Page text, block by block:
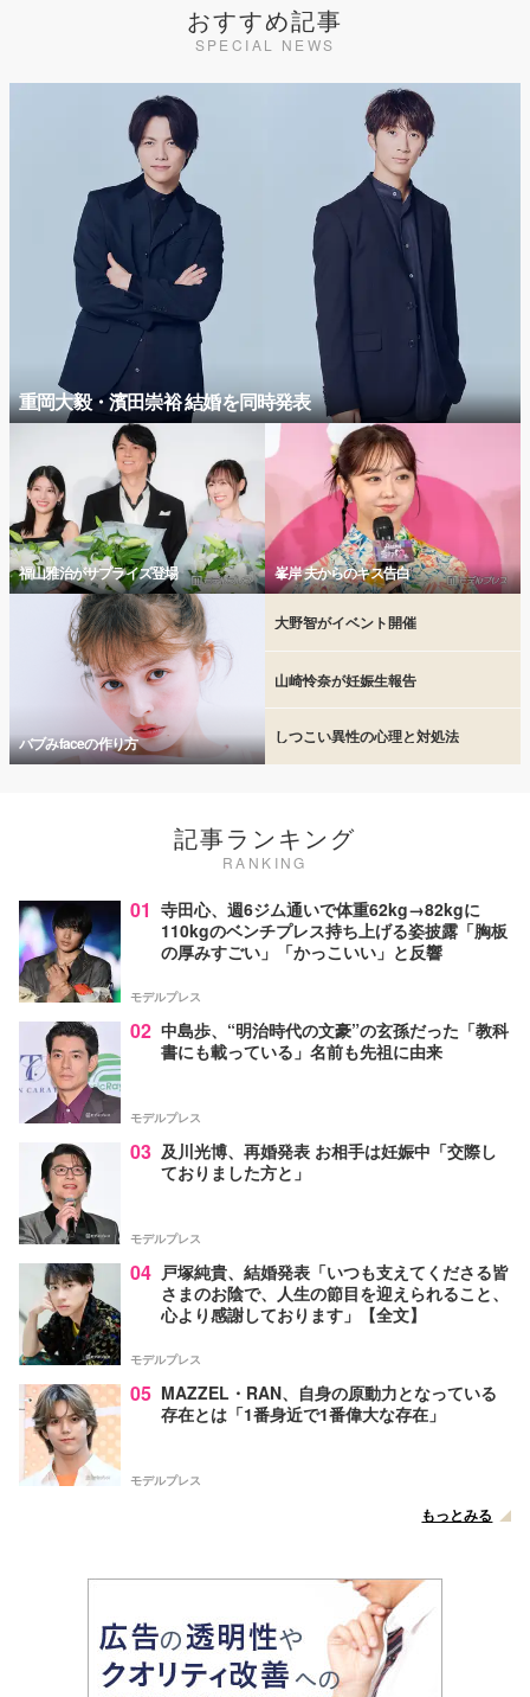
おすすめ記事
SPECIAL NEWS
重岡大毅・濱田崇裕 結婚を同時発表
福山雅治がサプライズ登場 峯岸 夫からのキス告白
バブみfaceの作り方
大野智がイベント開催
山崎怜奈が妊娠生報告
しつこい異性の心理と対処法
記事ランキング
RANKING
01 寺田心、週6ジム通いで体重62kg→82kgに
110kgのベンチプレス持ち上げる姿披露「胸板
の厚みすごい」「かっこいい」と反響
モデルプレス
02 中島歩、“明治時代の文豪”の玄孫だった「教科
書にも載っている」名前も先祖に由来
モデルプレス
03 及川光博、再婚発表 お相手は妊娠中「交際し
ておりました方と」
モデルプレス
04 戸塚純貴、結婚発表「いつも支えてくださる皆
さまのお陰で、人生の節目を迎えられること、
心より感謝しております」【全文】
モデルプレス
05 MAZZEL・RAN、自身の原動力となっている
存在とは「1番身近で1番偉大な存在」
モデルプレス
もっとみる